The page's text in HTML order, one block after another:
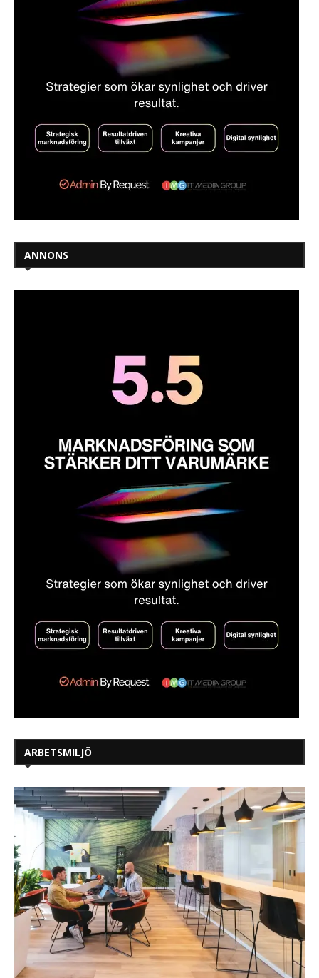
ANNONS
ARBETSMILJÖ